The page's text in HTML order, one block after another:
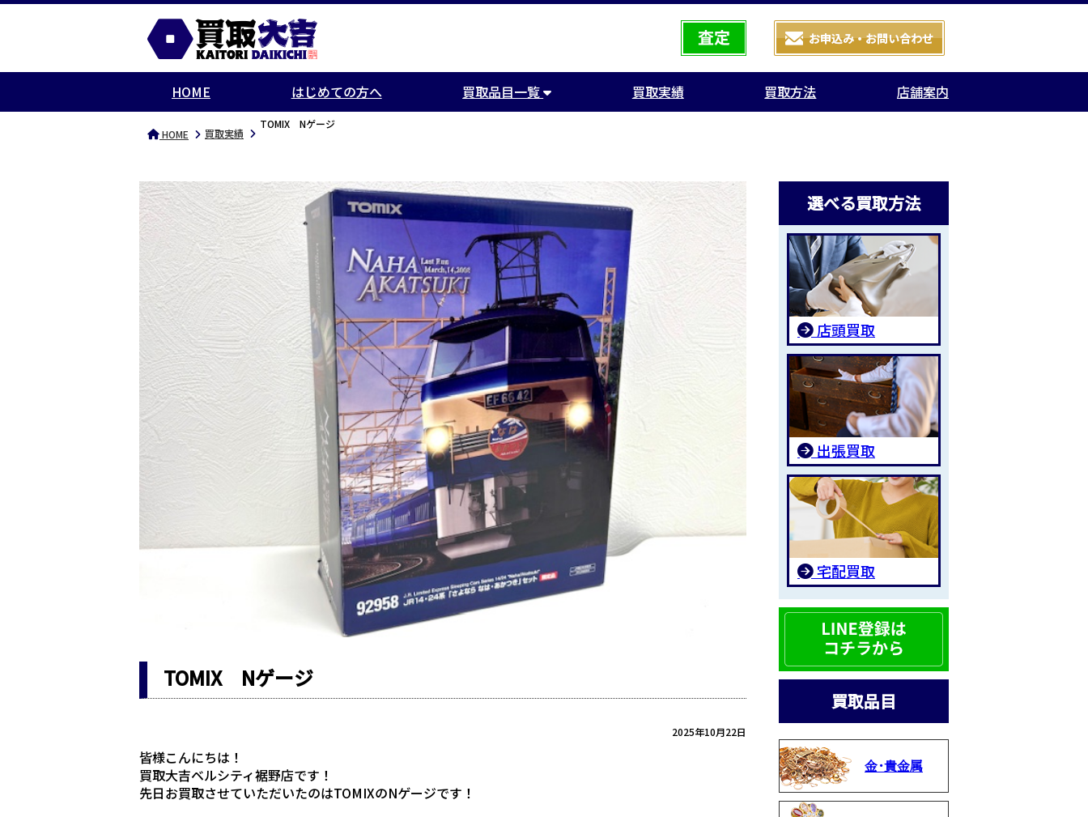
HOME はじめての方へ 買取品目一覧 買取実績 買取方法 店舗案内
HOME 買取実績
TOMIX Nゲージ
TOMIX Nゲージ
2025年10月22日
皆様こんにちは！
買取大吉ベルシティ裾野店です！
先日お買取させていただいたのはTOMIXのNゲージです！
選べる買取方法
店頭買取
出張買取
宅配買取
買取品目
金・貴金属